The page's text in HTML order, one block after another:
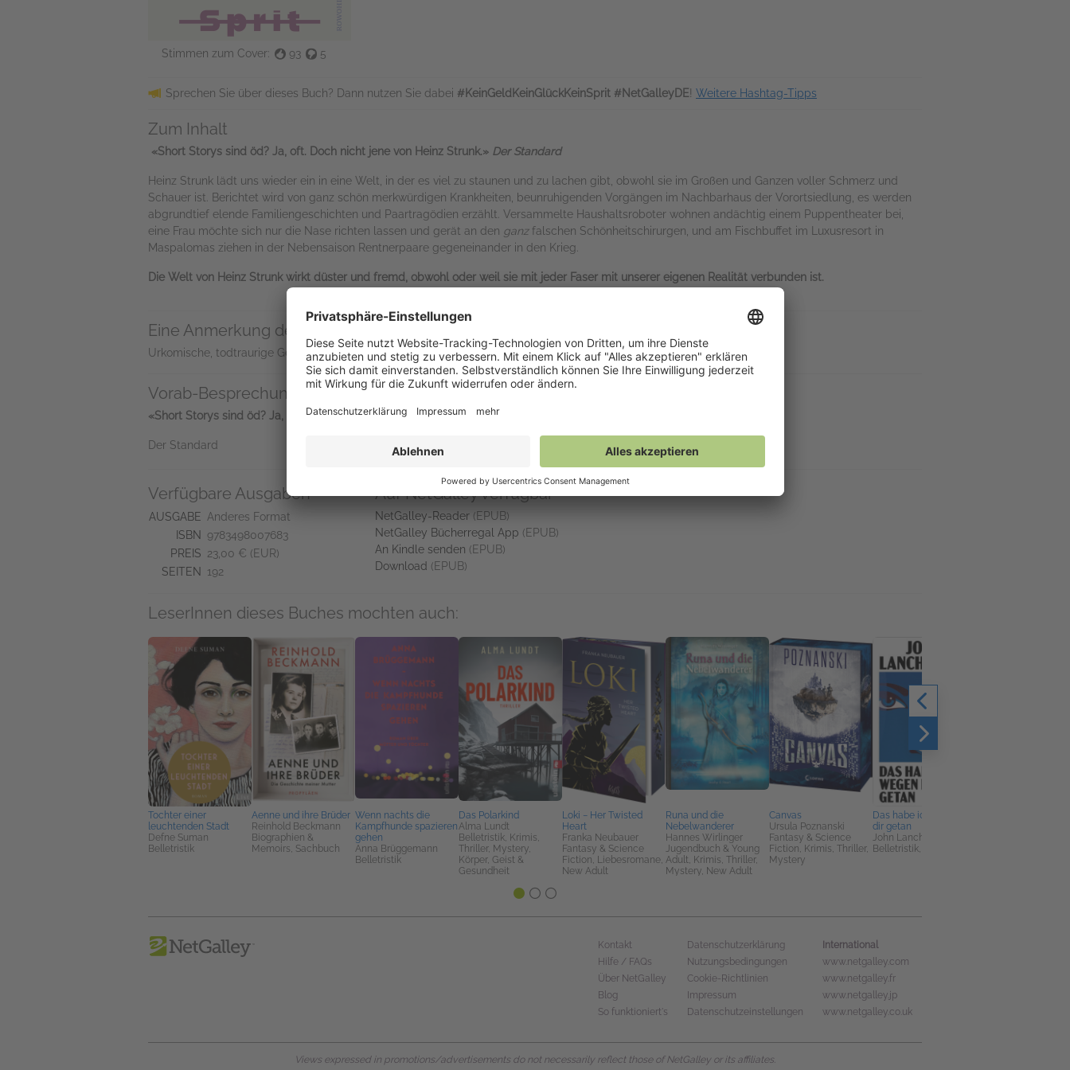
Stimmen zum Cover: 93 5
Sprechen Sie über dieses Buch? Dann nutzen Sie dabei #KeinGeldKeinGlückKeinSprit #NetGalleyDE! Weitere Hashtag-Tipps
Zum Inhalt
«Short Storys sind öd? Ja, oft. Doch nicht jene von Heinz Strunk.» Der Standard
Heinz Strunk lädt uns wieder ein in eine Welt, in der es viel zu staunen und zu lachen gibt, obwohl sie im Großen und Ganzen voller Schmerz und
Schauer ist. Berichtet wird von ganz schön merkwürdigen Krankheiten, beunruhigenden Vorgängen im Nachbarhaus der Vorortsiedlung, es werden
abgrundtief elende Familiengeschichten und Paartragödien erzählt. Versammelte Haushaltsroboter wohnen andächtig einem Puppentheater bei,
eine Frau möchte sich nur die Nase richten lassen und gerät an den ganz falschen Schönheitschirurgen, und am Fischbuffet im Luxusresort in
Maspalomas ziehen in der Nebensaison Rentnerpaare gegeneinander in den Krieg.
Die Welt von Heinz Strunk wirkt düster und fremd, obwohl oder weil sie mit jeder Faser mit unserer eigenen Realität verbunden ist.
Eine Anmerkung des Verlags
Urkomische, todtraurige Geschichten von Heinz Strunk, dem Meister der kurzen Strecke.
Vorab-Besprechungen
«Short Storys sind öd? Ja, oft. Doch nicht jene von Heinz Strunk.»
Der Standard
Verfügbare Ausgaben
AUSGABE Anderes Format
ISBN
9783498007683
PREIS 23,00 € (EUR)
SEITEN
192
Auf NetGalley verfügbar
NetGalley-Reader (EPUB)
NetGalley Bücherregal App (EPUB)
An Kindle senden (EPUB)
Download (EPUB)
LeserInnen dieses Buches mochten auch:
Tochter einer
leuchtenden Stadt
Defne Suman
Belletristik
Aenne und ihre Brüder
Reinhold Beckmann
Biographien &
Memoirs, Sachbuch
Wenn nachts die
Kampfhunde spazieren
gehen
Anna Brüggemann
Belletristik
Das Polarkind
Alma Lundt
Belletristik, Krimis,
Thriller, Mystery,
Körper, Geist &
Gesundheit
Loki − Her Twisted
Heart
Franka Neubauer
Fantasy & Science
Fiction, Liebesromane,
New Adult
Runa und die
Nebelwanderer
Hannes Wirlinger
Jugendbuch & Young
Adult, Krimis, Thriller,
Mystery, New Adult
Canvas
Ursula Poznanski
Fantasy & Science
Fiction, Krimis, Thriller,
Mystery
Das habe ich wegen
dir getan
John Lanchester
Belletristik, Literatur
Kontakt
Hilfe / FAQs
Über NetGalley
Blog
So funktioniert's
Datenschutzerklärung
Nutzungsbedingungen
Cookie-Richtlinien
Impressum
Datenschutzeinstellungen
International
www.netgalley.com
www.netgalley.fr
www.netgalley.jp
www.netgalley.co.uk
Views expressed in promotions/advertisements do not necessarily reflect those of NetGalley or its affiliates.